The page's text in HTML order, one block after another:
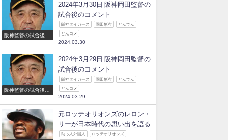
阪神監督の試合後の
2024年3月30日 阪神岡田監督の
試合後のコメント
阪神タイガース 岡田彰布 どんでん
どんコメ
2024.03.30
阪神監督の試合後の
2024年3月29日 阪神岡田監督の
試合後のコメント
阪神タイガース 岡田彰布 どんでん
どんコメ
2024.03.29
元ロッテオリオンズのレロン・
リーが日本時代の思い出を語る
助っ人外国人 ロッテオリオンズ